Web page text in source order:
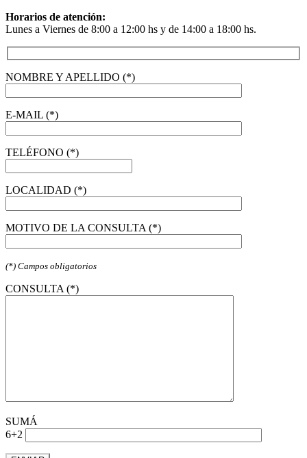
Horarios de atención:
Lunes a Viernes de 8:00 a 12:00 hs y de 14:00 a 18:00 hs.
NOMBRE Y APELLIDO (*)
E-MAIL (*)
TELÉFONO (*)
LOCALIDAD (*)
MOTIVO DE LA CONSULTA (*)
(*) Campos obligatorios
CONSULTA (*)
SUMÁ
6+2